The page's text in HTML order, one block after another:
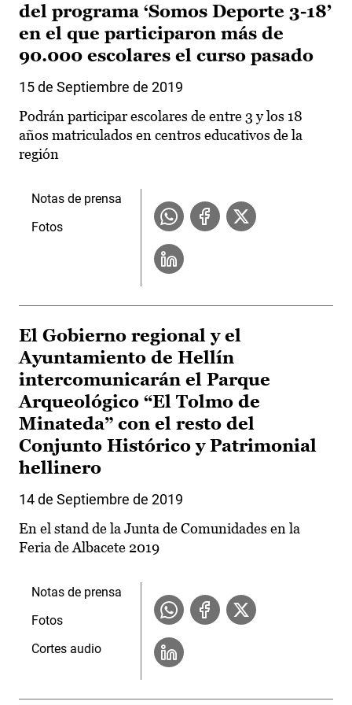
del programa ‘Somos Deporte 3-18’
en el que participaron más de
90.000 escolares el curso pasado
15 de Septiembre de 2019
Podrán participar escolares de entre 3 y los 18
años matriculados en centros educativos de la
región
Notas de prensa
Fotos
El Gobierno regional y el
Ayuntamiento de Hellín
intercomunicarán el Parque
Arqueológico “El Tolmo de
Minateda” con el resto del
Conjunto Histórico y Patrimonial
hellinero
14 de Septiembre de 2019
En el stand de la Junta de Comunidades en la
Feria de Albacete 2019
Notas de prensa
Fotos
Cortes audio